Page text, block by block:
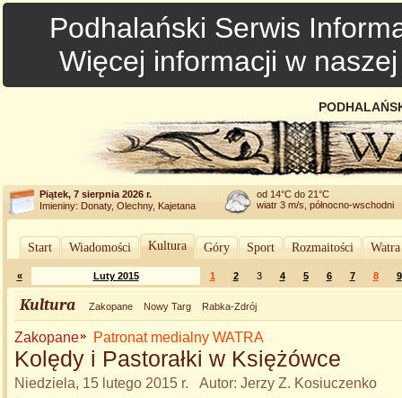
Podhalański Serwis
Więcej informacji w
Piątek, 7 sierpnia 2026 r.
Imieniny: Donaty, Olechny, Kajetana
od 14°C do 21°C
wiatr 3 m/s, północno-wschodni
Start Wiadomości Kultura Góry Sport Rozmaitości
« Luty 2015 1 2 3 4 5 6 7 8 9
Kultura Zakopane Nowy Targ Rabka-Zdrój
Zakopane Patronat medialny WATRA
Kolędy i Pastorałki w Księżówce
Niedziela, 15 lutego 2015 r. Autor: Jerzy Z. Kosiuczenko